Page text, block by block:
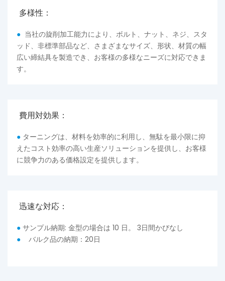
多様性：
● 当社の旋削加工能力により、ボルト、ナット、ネジ、スタ
ッド、非標準部品など、さまざまなサイズ、形状、材質の幅
広い締結具を製造でき、お客様の多様なニーズに対応できま
す。
費用対効果：
● ターニングは、材料を効率的に利用し、無駄を最小限に抑
えたコスト効率の高い生産ソリューションを提供し、お客様
に競争力のある価格設定を提供します。
迅速な対応：
● サンプル納期: 金型の場合は 10 日。 3日間かびなし
●
バルク品の納期：20日